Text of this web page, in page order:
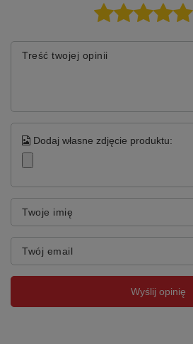
Treść twojej opinii
Dodaj własne zdjęcie produktu:
Twoje imię
Twój email
Wyślij opinię